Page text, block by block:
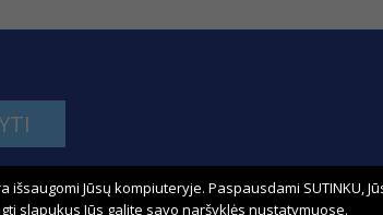
Jūsų kompiuteryje. Paspausdami
slapukus Jūs galite savo naršyklės nustatymuose.